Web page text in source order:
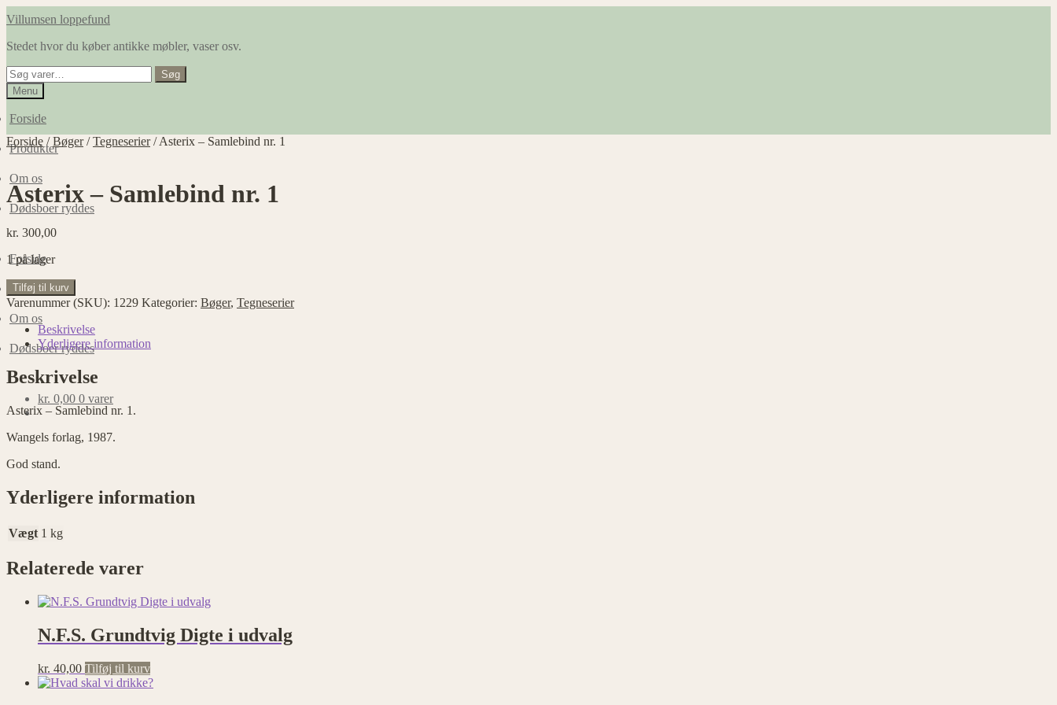
Spring
navigation
Spring
indhold
Villumsen loppefund
Stedet hvor du køber antikke møbler, vaser osv.
Søg
efter:
Søg
Menu
Forside
Produkter
Om os
Dødsboer ryddes
Forside
Produkter
Om os
Dødsboer ryddes
kr. 0,00 0 varer
Forside /Bøger/Tegneserier/Asterix – Samlebind nr. 1
Asterix – Samlebind nr. 1
kr. 300,00
1 på lager
Asterix
-
Samlebind
nr.
1
antal
Tilføj til kurv
Varenummer (SKU): 1229 Kategorier: Bøger, Tegneserier
Beskrivelse
Yderligere information
Beskrivelse
Asterix – Samlebind nr. 1.
Wangels forlag, 1987.
God stand.
Yderligere information
Vægt 1 kg
Relaterede varer
N.F.S. Grundtvig Digte i udvalg
kr. 40,00 Tilføj til kurv